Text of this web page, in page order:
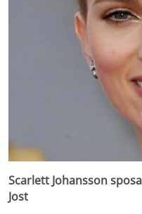
Scarlett Johansson
Jost